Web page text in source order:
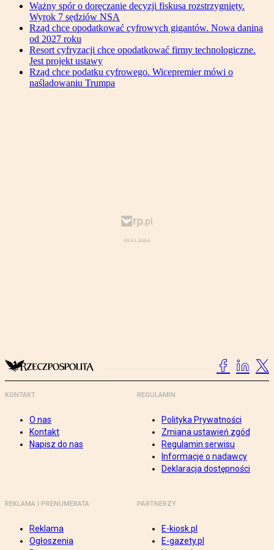
Ważny spór o doręczanie decyzji fiskusa rozstrzygnięty.
Wyrok 7 sędziów NSA
Rząd chce opodatkować cyfrowych gigantów. Nowa danina
od 2027 roku
Resort cyfryzacji chce opodatkować firmy technologiczne.
Jest projekt ustawy
Rząd chce podatku cyfrowego. Wicepremier mówi o
naśladowaniu Trumpa
KONTAKT
O nas
Kontakt
Napisz do nas
REGULAMIN
Polityka Prywatności
Zmiana ustawień zgód
Regulamin serwisu
Informacje o nadawcy
Deklaracja dostępności
REKLAMA I PRENUMERATA
Reklama
Ogłoszenia
PARTNERZY
E-kiosk.pl
E-gazety.pl